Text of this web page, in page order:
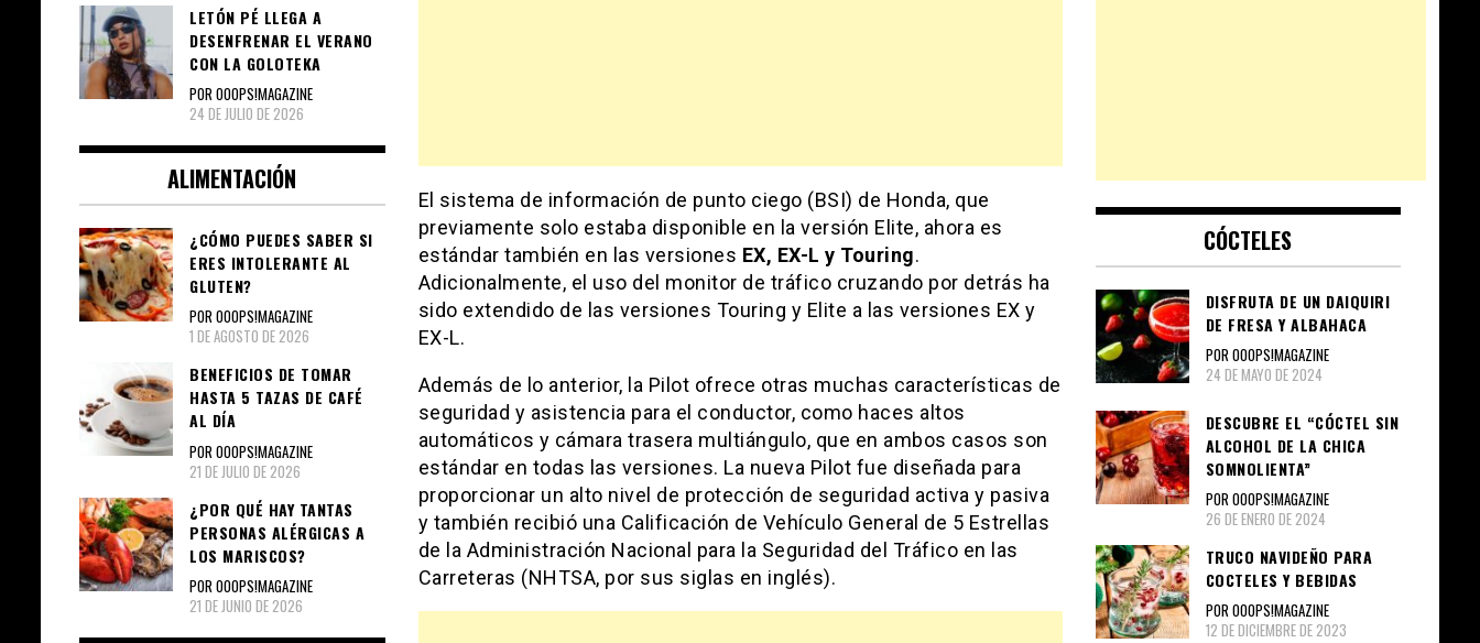
El sistema de información de punto ciego (BSI) de Honda, que
previamente solo estaba disponible en la versión Elite, ahora es
estándar también en las versiones EX, EX-L y Touring.
Adicionalmente, el uso del monitor de tráfico cruzando por detrás ha
sido extendido de las versiones Touring y Elite a las versiones EX y
EX-L.
Además de lo anterior, la Pilot ofrece otras muchas características de
seguridad y asistencia para el conductor, como haces altos
automáticos y cámara trasera multiángulo, que en ambos casos son
estándar en todas las versiones. La nueva Pilot fue diseñada para
proporcionar un alto nivel de protección de seguridad activa y pasiva
y también recibió una Calificación de Vehículo General de 5 Estrellas
de la Administración Nacional para la Seguridad del Tráfico en las
Carreteras (NHTSA, por sus siglas en inglés).
LETÓN PÉ LLEGA A
DESENFRENAR EL VERANO
CON LA GOLOTEKA
POR OOOPS!MAGAZINE
24 DE JULIO DE 2026
ALIMENTACIÓN
¿CÓMO PUEDES SABER SI
ERES INTOLERANTE AL
GLUTEN?
POR OOOPS!MAGAZINE
1 DE AGOSTO DE 2026
BENEFICIOS DE TOMAR
HASTA 5 TAZAS DE CAFÉ
AL DÍA
POR OOOPS!MAGAZINE
21 DE JULIO DE 2026
¿POR QUÉ HAY TANTAS
PERSONAS ALÉRGICAS A
LOS MARISCOS?
POR OOOPS!MAGAZINE
21 DE JUNIO DE 2026
CÓCTELES
DISFRUTA DE UN DAIQUIRI
DE FRESA Y ALBAHACA
POR OOOPS!MAGAZINE
24 DE MAYO DE 2024
DESCUBRE EL “CÓCTEL SIN
ALCOHOL DE LA CHICA
SOMNOLIENTA”
POR OOOPS!MAGAZINE
26 DE ENERO DE 2024
TRUCO NAVIDEÑO PARA
COCTELES Y BEBIDAS
POR OOOPS!MAGAZINE
12 DE DICIEMBRE DE 2023